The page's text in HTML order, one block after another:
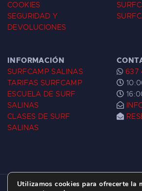
COOKIES
SEGURIDAD Y
DEVOLUCIONES
INFORMACIÓN
SURFCAMP SALINAS
TARIFAS SURFCAMP
ESCUELA DE SURF
SALINAS
CLASES DE SURF
SALINAS
637
Utilizamos cookies para ofrecerte la